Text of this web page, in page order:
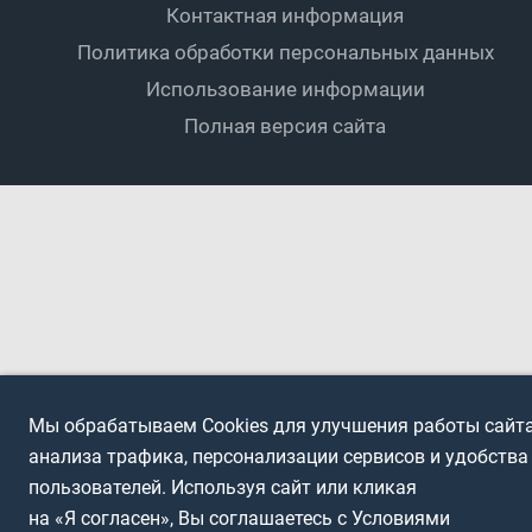
Футбольное двоеборье
Дети
Ветераны
Спортсмены с ОВЗ
Контактная информация
Политика обработки персональных данных
Использование информации
Полная версия сайта
Мы обрабатываем Cookies для улучшения работы
анализа трафика, персонализации сервисов и удобства
пользователей. Используя сайт или кликая
на «Я согласен», Вы соглашаетесь с Условиями